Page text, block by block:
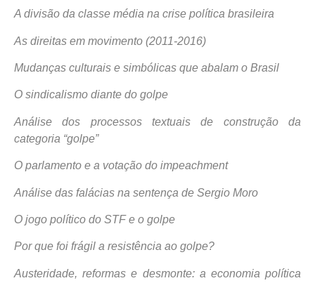
A divisão da classe média na crise política brasileira
As direitas em movimento (2011-2016)
Mudanças culturais e simbólicas que abalam o Brasil
O sindicalismo diante do golpe
Análise dos processos textuais de construção da
categoria “golpe”
O parlamento e a votação do impeachment
Análise das falácias na sentença de Sergio Moro
O jogo político do STF e o golpe
Por que foi frágil a resistência ao golpe?
Austeridade, reformas e desmonte: a economia política